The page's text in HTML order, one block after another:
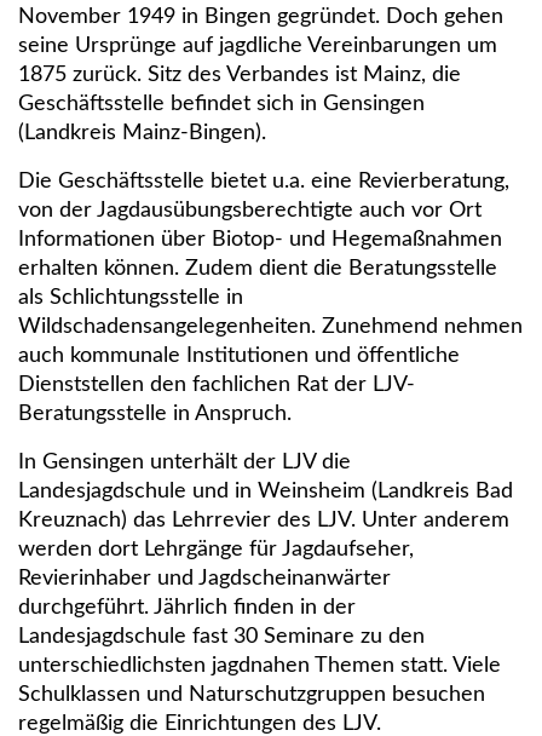
November 1949 in Bingen gegründet. Doch gehen
seine Ursprünge auf jagdliche Vereinbarungen um
1875 zurück. Sitz des Verbandes ist Mainz, die
Geschäftsstelle befindet sich in Gensingen
(Landkreis Mainz-Bingen).
Die Geschäftsstelle bietet u.a. eine Revierberatung,
von der Jagdausübungsberechtigte auch vor Ort
Informationen über Biotop- und Hegemaßnahmen
erhalten können. Zudem dient die Beratungsstelle
als Schlichtungsstelle in
Wildschadensangelegenheiten. Zunehmend nehmen
auch kommunale Institutionen und öffentliche
Dienststellen den fachlichen Rat der LJV-
Beratungsstelle in Anspruch.
In Gensingen unterhält der LJV die
Landesjagdschule und in Weinsheim (Landkreis Bad
Kreuznach) das Lehrrevier des LJV. Unter anderem
werden dort Lehrgänge für Jagdaufseher,
Revierinhaber und Jagdscheinanwärter
durchgeführt. Jährlich finden in der
Landesjagdschule fast 30 Seminare zu den
unterschiedlichsten jagdnahen Themen statt. Viele
Schulklassen und Naturschutzgruppen besuchen
regelmäßig die Einrichtungen des LJV.